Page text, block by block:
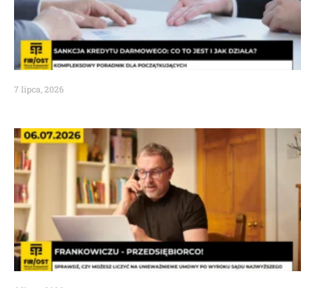
7 lipca, 2026